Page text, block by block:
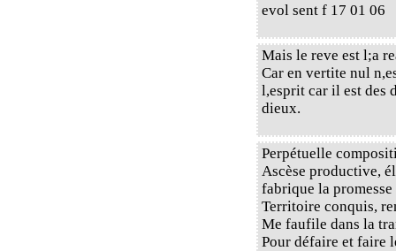
evol sent f 17 01 06
Mais le reve est l;a
Car en vertite nul
l,esprit car il est des
dieux.
Perpétuelle
Ascèse productive,
fabrique la
Territoire conquis,
Me faufile dans la
Pour défaire et faire